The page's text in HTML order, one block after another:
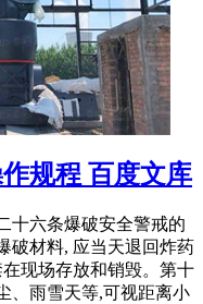
规程 百度文库
十六条爆破安全警戒的
破材料, 应当天退回炸药
现场存放和销毁。第十
、雨雪天等,可视距离小